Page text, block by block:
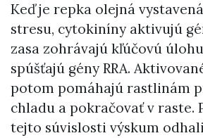
Keď je repka olejná
stresu, cytokiníny aktivujú
zasa zohrávajú kľúčovú
spúšťajú gény RRA.
potom pomáhajú rastlinám
chladu a pokračovať v raste.
tejto súvislosti výskum